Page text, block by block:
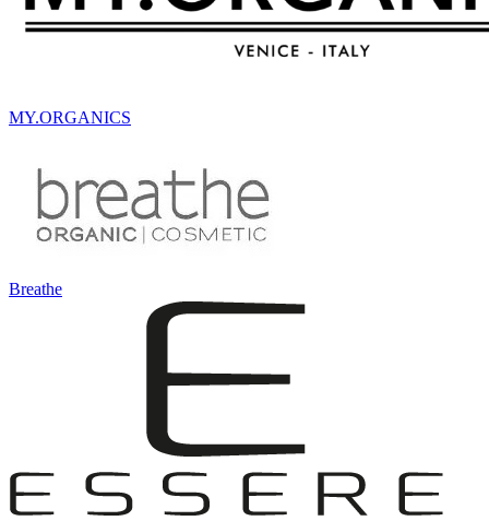
MY.ORGANICS
Breathe